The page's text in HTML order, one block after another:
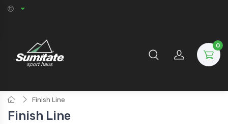
0
Finish Line
Finish Line